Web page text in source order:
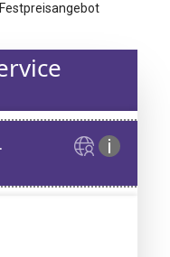
Festpreisangebot